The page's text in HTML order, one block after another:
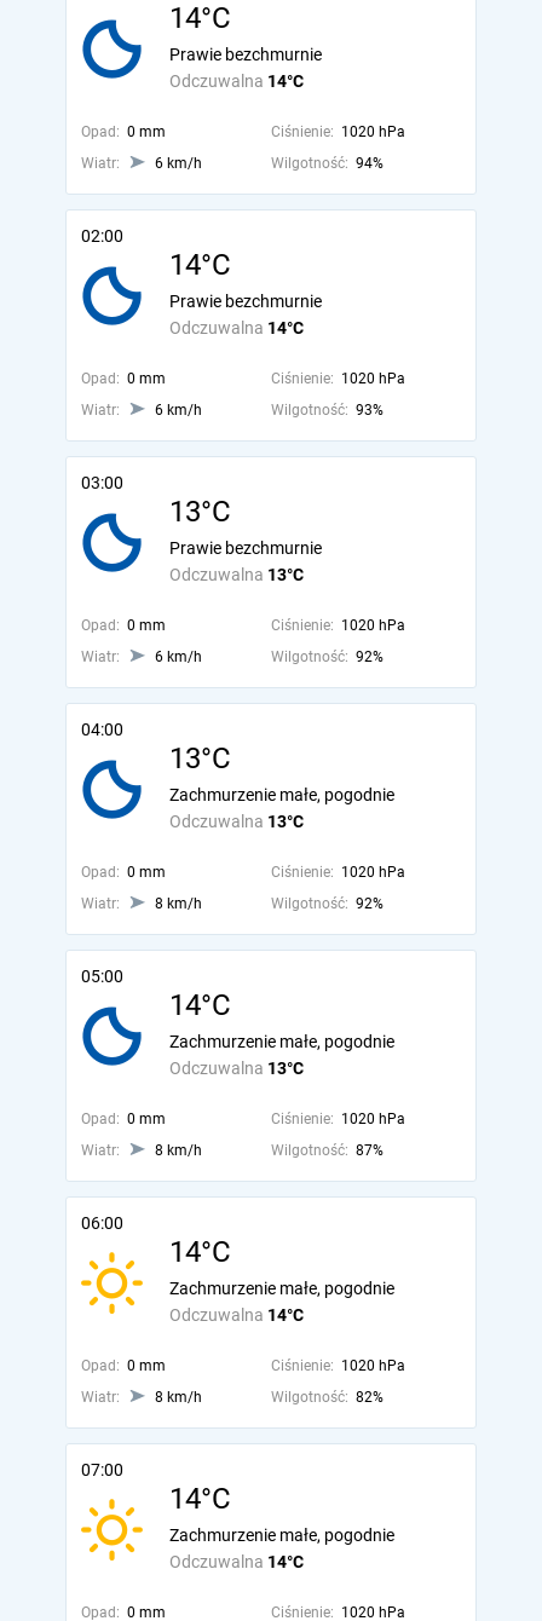
14°C
Odczuwalna 14°C
Prawie bezchmurnie
Opad: 0 mm Ciśnienie: 1020 hPa
Wiatr:
6 km/h Wilgotność: 94%
02:00
14°C
Odczuwalna 14°C
Prawie bezchmurnie
Opad: 0 mm Ciśnienie: 1020 hPa
Wiatr:
6 km/h Wilgotność: 93%
03:00
13°C
Odczuwalna 13°C
Prawie bezchmurnie
Opad: 0 mm Ciśnienie: 1020 hPa
Wiatr:
6 km/h Wilgotność: 92%
04:00
13°C
Odczuwalna 13°C
Zachmurzenie małe, pogodnie
Opad: 0 mm Ciśnienie: 1020 hPa
Wiatr:
8 km/h Wilgotność: 92%
05:00
14°C
Odczuwalna 13°C
Zachmurzenie małe, pogodnie
Opad: 0 mm Ciśnienie: 1020 hPa
Wiatr:
8 km/h Wilgotność: 87%
06:00
14°C
Odczuwalna 14°C
Zachmurzenie małe, pogodnie
Opad: 0 mm Ciśnienie: 1020 hPa
Wiatr:
8 km/h Wilgotność: 82%
07:00
14°C
Odczuwalna 14°C
Zachmurzenie małe, pogodnie
Opad: 0 mm Ciśnienie: 1020 hPa